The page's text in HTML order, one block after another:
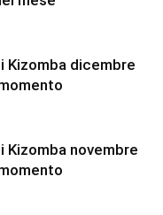
Kizomba dicembre
Kizomba novembre